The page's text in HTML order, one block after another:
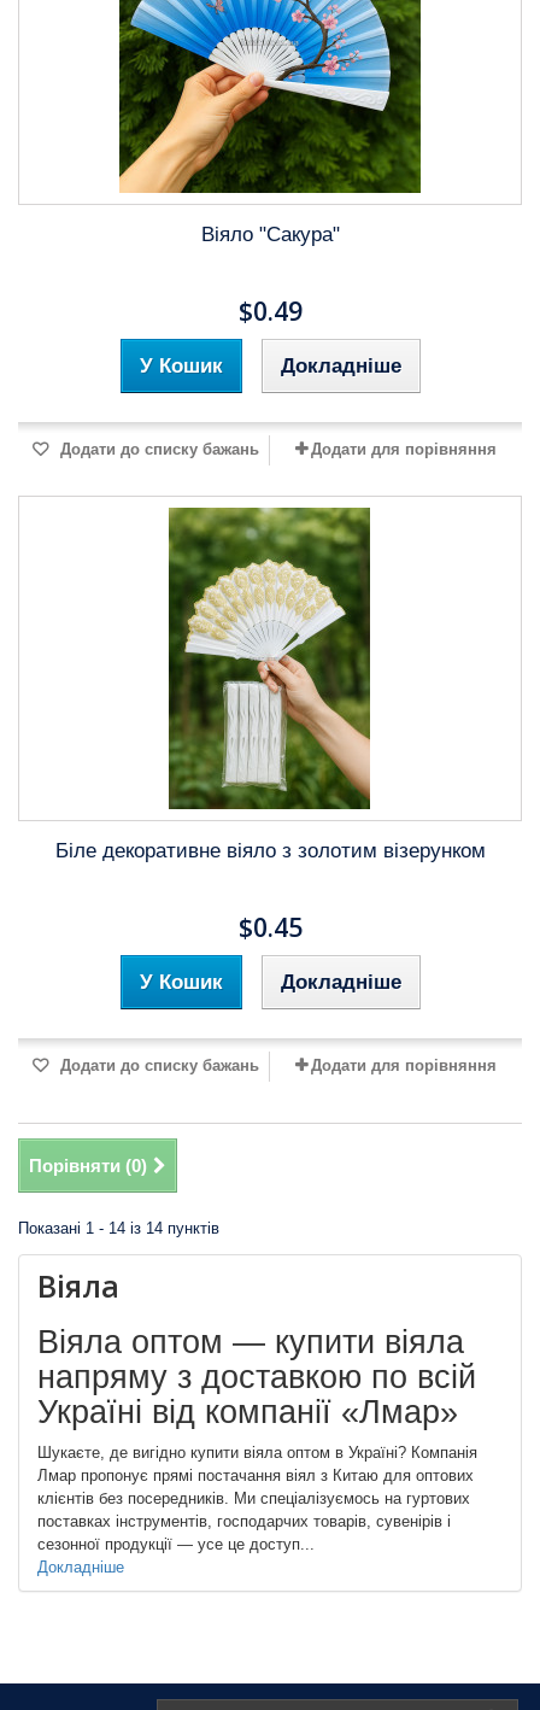
Віяло "Сакура"
$0.49
У Кошик Докладніше
Додати до списку бажань Додати для порівняння
Біле декоративне віяло з золотим візерунком
$0.45
У Кошик Докладніше
Додати до списку бажань Додати для порівняння
Порівняти (0)
Показані 1 - 14 із 14 пунктів
Віяла
Віяла оптом — купити віяла
напряму з доставкою по всій
Україні від компанії «Лмар»
Шукаєте, де вигідно купити віяла оптом в Україні? Компанія
Лмар пропонує прямі постачання віял з Китаю для оптових
клієнтів без посередників. Ми спеціалізуємось на гуртових
поставках інструментів, господарчих товарів, сувенірів і
сезонної продукції — усе це доступ...
Докладніше